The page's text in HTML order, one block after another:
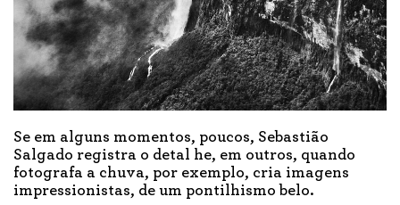
Se em alguns momentos, poucos, Sebastião
Salgado registra o detal he, em outros, quando
fotografa a chuva, por exemplo, cria imagens
impressionistas, de um pontilhismo belo.